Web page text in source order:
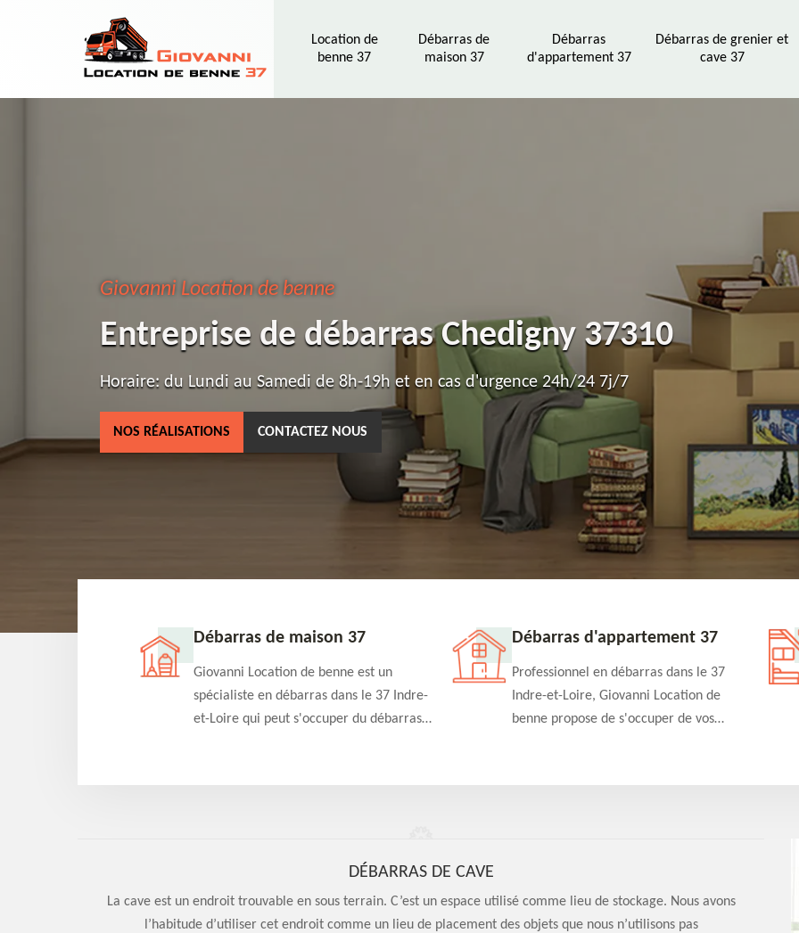
Location de
benne 37
Débarras de
maison 37
Débarras
d'appartement 37
Débarras de grenier et
cave 37
Giovanni Location de benne
Entreprise de débarras Chedigny 37310
Horaire: du Lundi au Samedi de 8h-19h et en cas d'urgence 24h/24 7j/7
NOS RÉALISATIONS CONTACTEZ NOUS
37 Débarras de maison 37
Giovanni Location de benne est un
spécialiste en débarras dans le 37 Indre-
et-Loire qui peut s'occuper du débarras
et efficace
Débarras d'appartement 37
Professionnel en débarras dans le 37
Indre-et-Loire, Giovanni Location de
benne propose de s'occuper de vos
qualité en toute circonstance
DÉBARRAS DE CAVE
La cave est un endroit trouvable en sous terrain. C’est un espace utilisé comme lieu de stockage. Nous avons
l’habitude d’utiliser cet endroit comme un lieu de placement des objets que nous n’utilisons pas